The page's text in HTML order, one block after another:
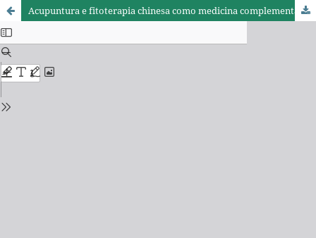
Acupuntura e fitoterapia chinesa como medicina complementar em alterações locomotoras em cães. Relato de 3 casos